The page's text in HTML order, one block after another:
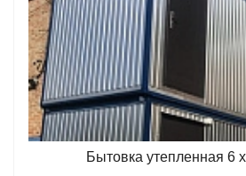
Бытовка утепленная 6